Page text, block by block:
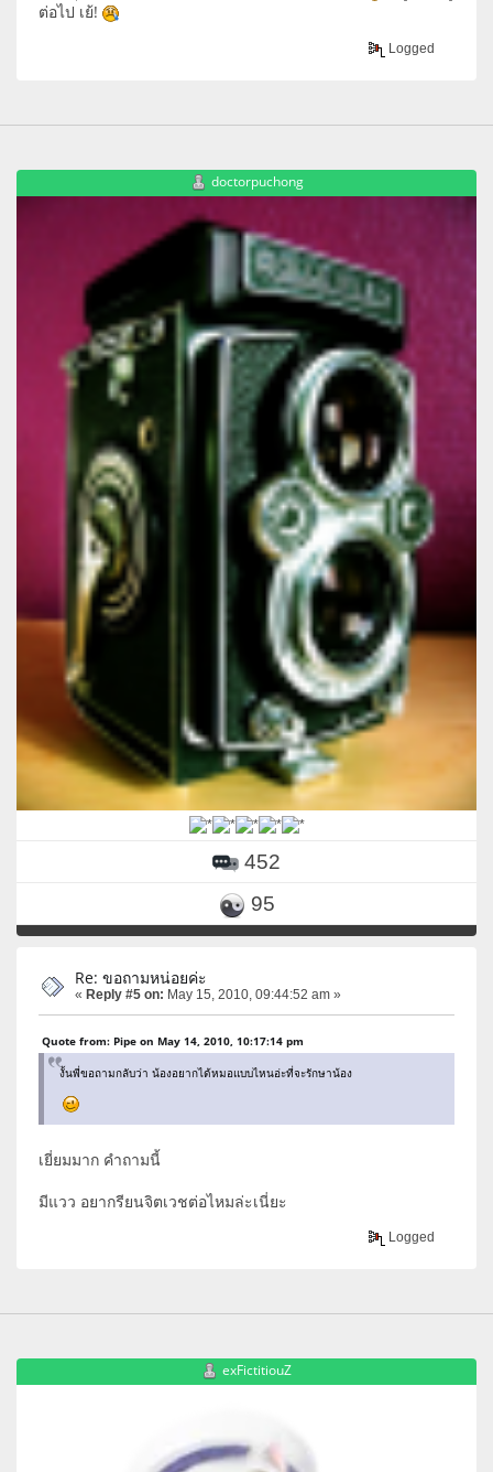
ต่อไป เย้!
Logged
doctorpuchong
452
95
Re: ขอถามหน่อยค่ะ
« Reply #5 on: May 15, 2010, 09:44:52 am »
Quote from: Pipe on May 14, 2010, 10:17:14 pm
งั้นพี่ขอถามกลับว่า น้องอยากได้หมอแบบไหนอ่ะที่จะรักษาน้อง
เยี่ยมมาก คำถามนี้
มีแวว อยากรียนจิตเวชต่อไหมล่ะเนี่ยะ
Logged
exFictitiouZ